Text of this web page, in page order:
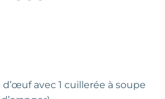
avec 1 cuillerée à soupe